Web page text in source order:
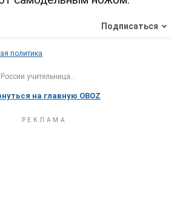
Подписаться
политика
учительница...
на главную OBOZ